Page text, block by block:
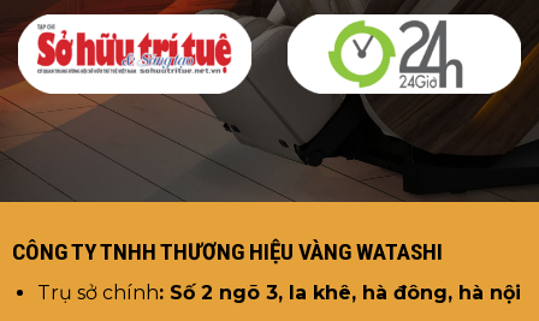
CÔNG TY TNHH THƯƠNG HIỆU VÀNG WATASHI
Trụ sở chính: Số 2 ngõ 3, la khê, hà đông, hà nội